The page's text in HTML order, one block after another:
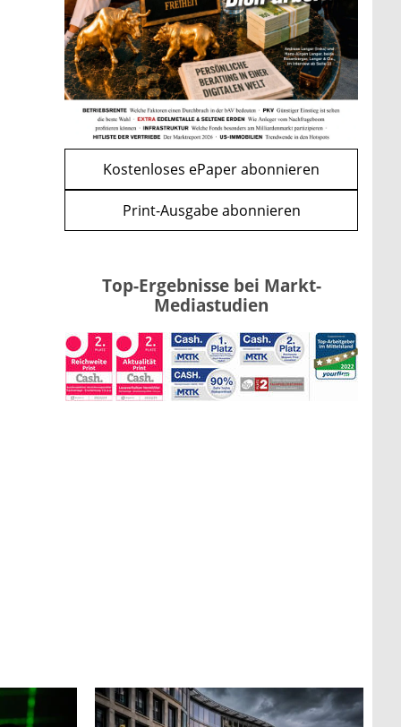
WEITERE ARTIKEL
zurückweiter
Apple-Aktie nach
Quartalszahlen: Ist der
Kursrückgang jetzt eine
Kaufchance?
mehr
Kostenloses ePaper abonnieren
Print-Ausgabe abonnieren
Top-Ergebnisse bei Markt-
Mediastudien